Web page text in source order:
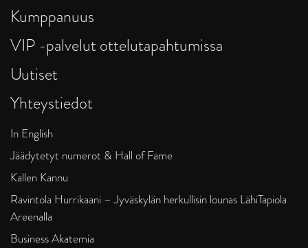
Kumppanuus
VIP -palvelut ottelutapahtumissa
Uutiset
Yhteystiedot
In English
Jäädytetyt numerot & Hall of Fame
Kallen Kannu
Ravintola Hurrikaani – Jyväskylän herkullisin lounas LähiTapiola
Areenalla
Business Akatemia